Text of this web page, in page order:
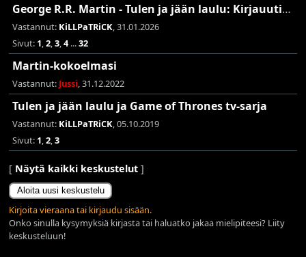
George R.R. Martin - Tulen ja jään laulu: Kirjauutisia
Vastannut: KiLLPaTRiCK , 31.01.2026
Sivut: 1 ,2 ,3 ,4...32
Martin-kokoelmasi
Vastannut: Jussi , 31.12.2022
Tulen ja jään laulu ja Game of Thrones tv-sarja
Vastannut: KiLLPaTRiCK , 05.10.2019
Sivut: 1 ,2 ,3
[ Näytä kaikki keskustelut ]
Aloita uusi keskustelu
Kirjoita vieraana tai kirjaudu sisään.
Onko sinulla kysymyksiä kirjasta tai haluatko jakaa mielipiteesi? Liity
keskusteluun!